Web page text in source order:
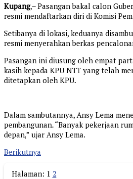
Kupang,– Pasangan bakal calon
resmi mendaftarkan diri di Komisi
Setibanya di lokasi, keduanya
resmi menyerahkan berkas
Pasangan ini diusung oleh empat
kasih kepada KPU NTT yang telah
ditetapkan oleh KPU.
Dalam sambutannya, Ansy Lema
pembangunan. “Banyak pekerjaan
depan,” ujar Ansy Lema.
Berikutnya
Halaman: 1 2